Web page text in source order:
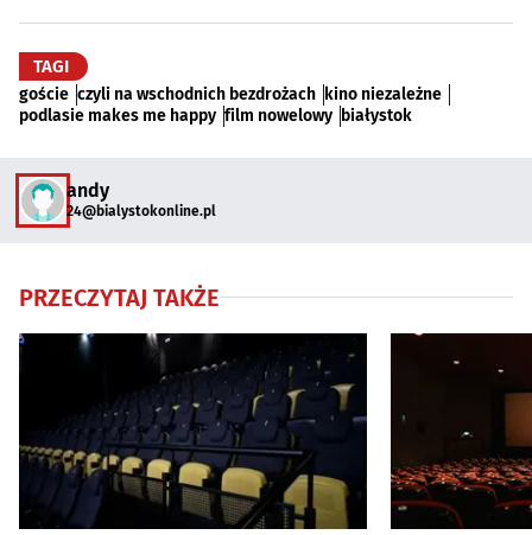
TAGI
goście czyli na wschodnich bezdrożach kino niezależne
podlasie makes me happy film nowelowy białystok
andy
24@bialystokonline.pl
PRZECZYTAJ TAKŻE